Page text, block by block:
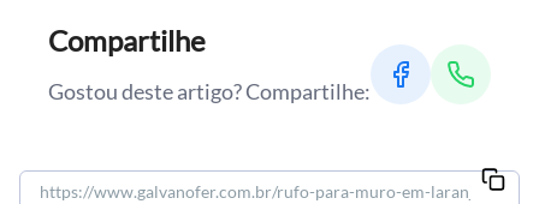
Compartilhe
Gostou deste artigo? Compartilhe: